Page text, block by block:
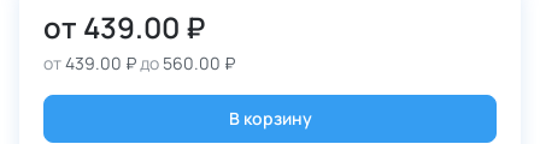
от 439.00 ₽
от439.00 ₽до 560.00 ₽
В корзину